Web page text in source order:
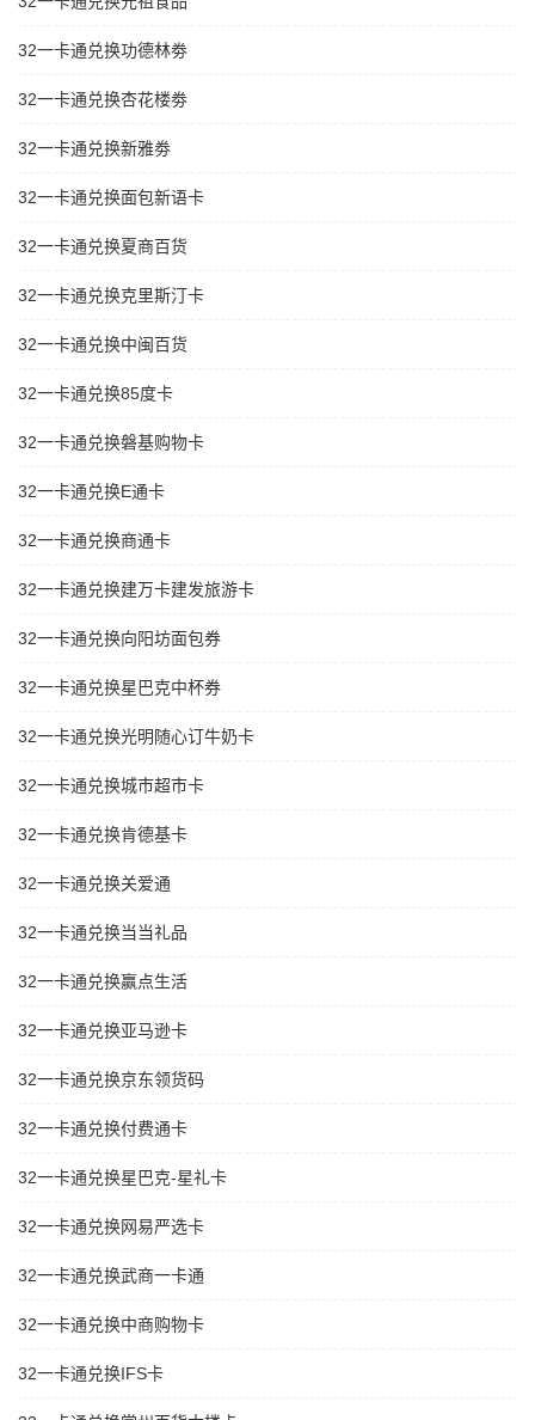
32一卡通兑换功德林劵
32一卡通兑换杏花楼劵
32一卡通兑换新雅劵
32一卡通兑换面包新语卡
32一卡通兑换夏商百货
32一卡通兑换克里斯汀卡
32一卡通兑换中闽百货
32一卡通兑换85度卡
32一卡通兑换磐基购物卡
32一卡通兑换E通卡
32一卡通兑换商通卡
32一卡通兑换建万卡建发旅游卡
32一卡通兑换向阳坊面包券
32一卡通兑换星巴克中杯券
32一卡通兑换光明随心订牛奶卡
32一卡通兑换城市超市卡
32一卡通兑换肯德基卡
32一卡通兑换关爱通
32一卡通兑换当当礼品
32一卡通兑换赢点生活
32一卡通兑换亚马逊卡
32一卡通兑换京东领货码
32一卡通兑换付费通卡
32一卡通兑换星巴克-星礼卡
32一卡通兑换网易严选卡
32一卡通兑换武商一卡通
32一卡通兑换中商购物卡
32一卡通兑换IFS卡